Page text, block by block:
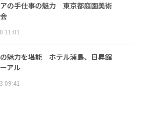
アの手仕事の魅力 東京都庭園美術
11:01
魅力を堪能 ホテル浦島、日昇館
アル
09:41